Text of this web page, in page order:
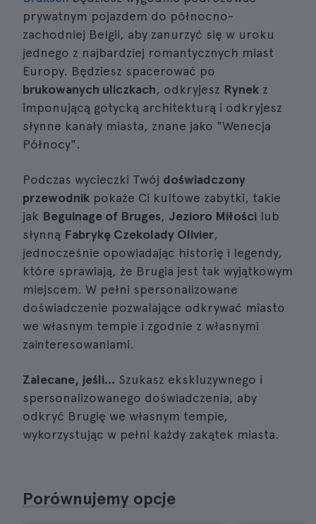
prywatnym pojazdem do północno-
zachodniej Belgii, aby zanurzyć się w uroku
jednego z najbardziej romantycznych miast
Europy. Będziesz spacerować po
brukowanych uliczkach, odkryjesz Rynek z
imponującą gotycką architekturą i odkryjesz
słynne kanały miasta, znane jako "Wenecja
Północy".
Podczas wycieczki Twój doświadczony
przewodnik pokaże Ci kultowe zabytki, takie
jak Beguinage of Bruges, Jezioro Miłości lub
słynną Fabrykę Czekolady Olivier,
jednocześnie opowiadając historię i legendy,
które sprawiają, że Brugia jest tak wyjątkowym
miejscem. W pełni spersonalizowane
doświadczenie pozwalające odkrywać miasto
we własnym tempie i zgodnie z własnymi
zainteresowaniami.
Zalecane, jeśli... Szukasz ekskluzywnego i
spersonalizowanego doświadczenia, aby
odkryć Brugię we własnym tempie,
wykorzystując w pełni każdy zakątek miasta.
Porównujemy opcje